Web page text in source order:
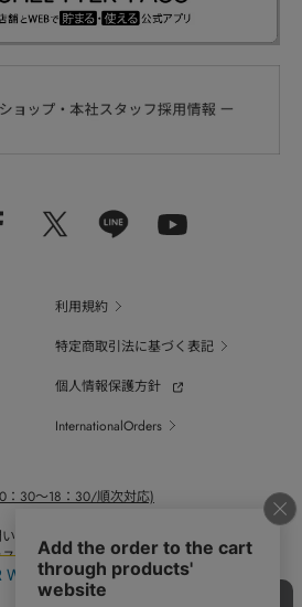
利用規約
特定商取引法に基づく表記
個人情報保護方針
InternationalOrders
：30～18：30/順次対応)
合わせ（平日10：30～18：00）
タマーセンター
関するお問い合せ（平日10：30～18：00）